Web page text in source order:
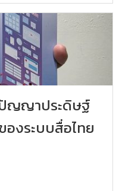
ญญาประดิษฐ์
งระบบสื่อไทย